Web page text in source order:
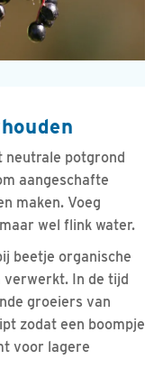
neutrale potgrond
aangeschafte
maken. Voeg
wel flink water.
beetje organische
verwerkt. In de tijd
groeiers van
zodat een boompje
voor lagere